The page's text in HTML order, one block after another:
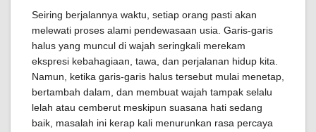
Seiring berjalannya waktu, setiap orang pasti akan
melewati proses alami pendewasaan usia. Garis-garis
halus yang muncul di wajah seringkali merekam
ekspresi kebahagiaan, tawa, dan perjalanan hidup kita.
Namun, ketika garis-garis halus tersebut mulai menetap,
bertambah dalam, dan membuat wajah tampak selalu
lelah atau cemberut meskipun suasana hati sedang
baik, masalah ini kerap kali menurunkan rasa percaya